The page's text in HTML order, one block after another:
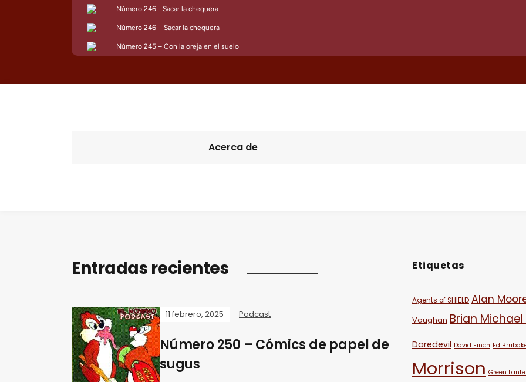
Acerca de
Entradas recientes
11 febrero, 2025 Podcast
Número 250 – Cómics de papel de
sugus
Etiquetas
Agents of SHIELD Alan
Vaughan Brian
Daredevil David Finch Ed
Morrison Green